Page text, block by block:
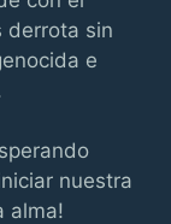
derrota sin
e
nuestra
alma!